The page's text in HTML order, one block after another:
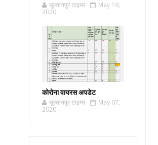
सुल्तानपुर टाइम्स
May 19,
2020
कोरोना वायरस अपडेट
सुल्तानपुर टाइम्स
May 07,
2020